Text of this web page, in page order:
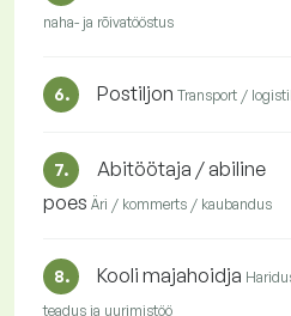
naha- ja rõivatööstus
6. Postiljon Transport /
7.
Abitöötaja / abiline
poes Äri / kommerts / kaubandus
8. Kooli majahoidja
teadus ja uurimistöö